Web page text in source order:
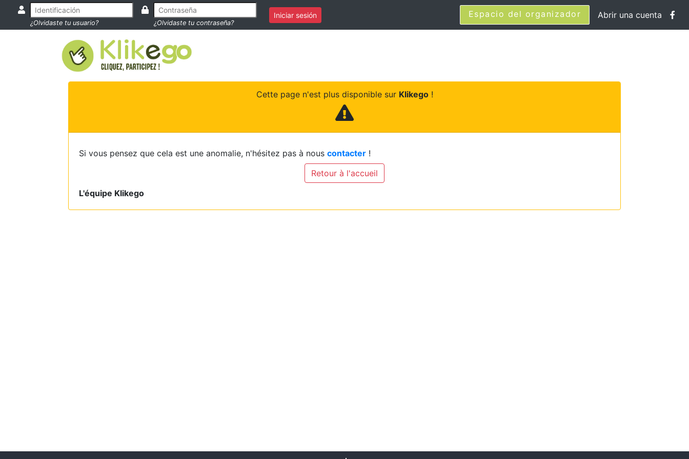
¿Olvidaste tu usuario? ¿Olvidaste tu contraseña?
Iniciar sesión Espacio del organizador Abrir una cuenta
Cette page n'est plus disponible sur Klikego!
Si vous pensez que cela est une anomalie, n'hésitez pas à nous contacter !
Retour à l'accueil
L'équipe Klikego